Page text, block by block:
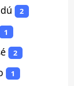
2
1
2
1